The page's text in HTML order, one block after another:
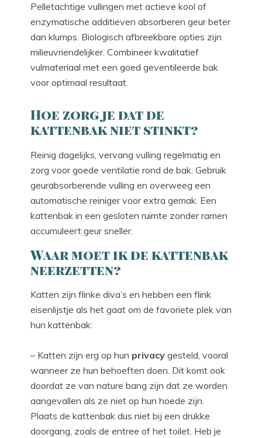
Pelletachtige vullingen met actieve kool of
enzymatische additieven absorberen geur beter
dan klumps. Biologisch afbreekbare opties zijn
milieuvriendelijker. Combineer kwalitatief
vulmateriaal met een goed geventileerde bak
voor optimaal resultaat.
Hoe zorg je dat de
kattenbak niet stinkt?
Reinig dagelijks, vervang vulling regelmatig en
zorg voor goede ventilatie rond de bak. Gebruik
geurabsorberende vulling en overweeg een
automatische reiniger voor extra gemak. Een
kattenbak in een gesloten ruimte zonder ramen
accumuleert geur sneller.
Waar moet ik de kattenbak
neerzetten?
Katten zijn flinke diva’s en hebben een flink
eisenlijstje als het gaat om de favoriete plek van
hun kattenbak:
– Katten zijn erg op hun privacy gesteld, vooral
wanneer ze hun behoeften doen. Dit komt ook
doordat ze van nature bang zijn dat ze worden
aangevallen als ze niet op hun hoede zijn.
Plaats de kattenbak dus niet bij een drukke
doorgang, zoals de entree of het toilet. Heb je